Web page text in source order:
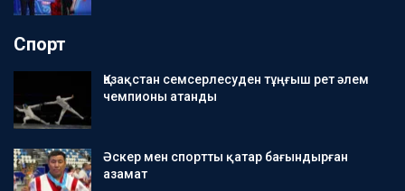
Спорт
Қазақстан семсерлесуден тұңғыш рет әлем
чемпионы атанды
Әскер мен спортты қатар бағындырған
азамат